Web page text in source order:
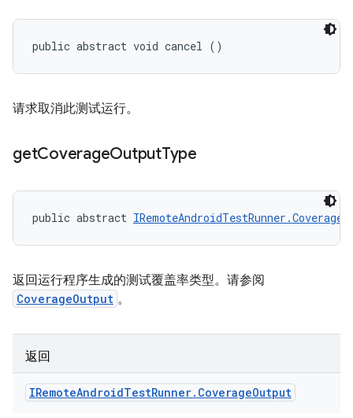
public abstract void cancel ()
请求取消此测试运行。
getCoverageOutputType
public abstract
返回运行程序生成的测试覆盖率类型。请参阅
CoverageOutput 。
返回
IRemoteAndroidTestRunner. CoverageOutput